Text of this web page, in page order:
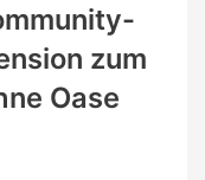
zum
Oase